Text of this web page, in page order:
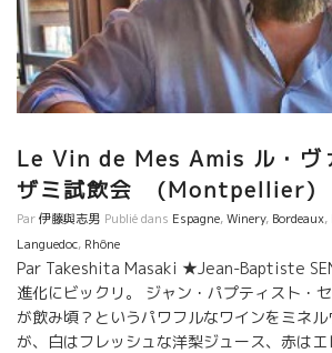
Le Vin de Mes Amis ル・ヴ
ザミ試飲会 (Montpellier)
Par伊藤與志男 Publié dans Espagne,Winery, Bordeaux,
Languedoc, Rhône
Par Takeshita Masaki ★Jean-Baptiste
進化にビックリ。 ジャン・パプティスト・
が飲み頃？というパワフルなワインをミネ
が、白はフレッシュな洋梨ジュース、赤は